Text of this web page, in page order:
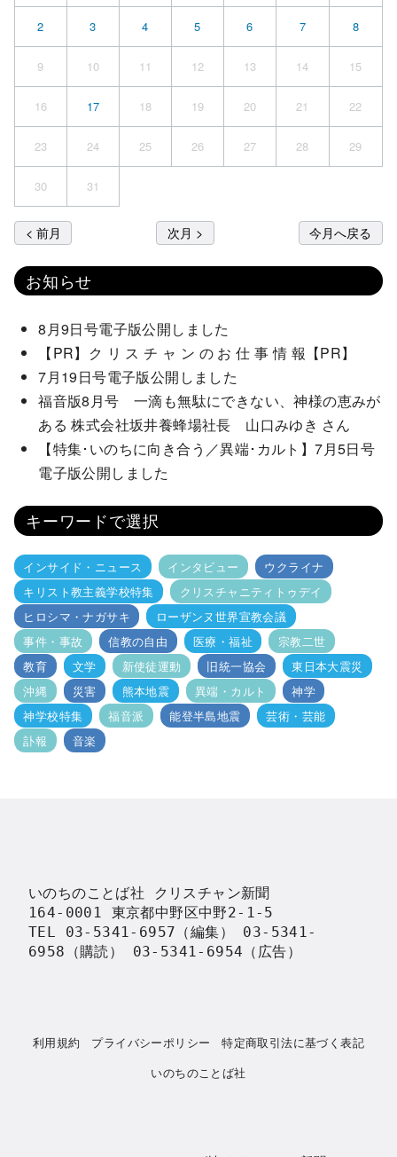
2 3 4 5 6 7 8
9 10 11 12 13 14 15
16 17 18 19 20 21 22
23 24 25 26 27 28 29
30 31
< 前月 次月 > 今月へ戻る
お知らせ
8月9日号電子版公開しました
【PR】ク リ ス チ ャ ン の お 仕 事 情 報【PR】
7月19日号電子版公開しました
福音版8月号 一滴も無駄にできない、神様の恵みが
ある 株式会社坂井養蜂場社長 山口みゆき さん
【特集･いのちに向き合う／異端･カルト】7月5日号
電子版公開しました
キーワードで選択
インサイド・ニュース インタビュー
ウクライナ
キリスト教主義学校特集
クリスチャニティトゥデイ
ヒロシマ・ナガサキ
ローザンヌ世界宣教会議
事件・事故
信教の自由 医療・福祉
宗教二世
教育
文学 新使徒運動 旧統一協会
東日本大震災
沖縄
災害 熊本地震 異端・カルト
神学
神学校特集
福音派 能登半島地震
芸術・芸能
訃報
音楽
いのちのことば社 クリスチャン新聞
164-0001 東京都中野区中野2-1-5
TEL 03-5341-6957（編集） 03-5341-
6958（購読） 03-5341-6954（広告）
利用規約 プライバシーポリシー
特定商取引法に基づく表記
いのちのことば社